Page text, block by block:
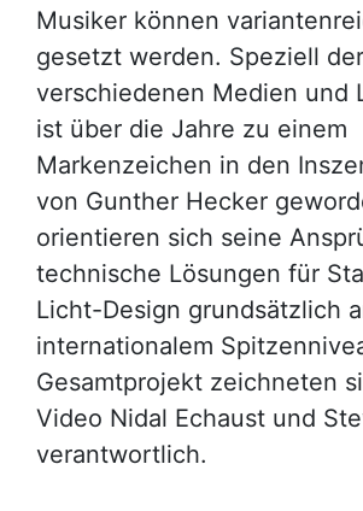
Musiker können
gesetzt werden. Speziell
verschiedenen Medien und
ist über die Jahre zu einem
Markenzeichen in den
von Gunther Hecker
orientieren sich seine
technische Lösungen für
Licht-Design grundsätzlich
internationalem
Gesamtprojekt zeichneten
Video Nidal Echaust und
verantwortlich.